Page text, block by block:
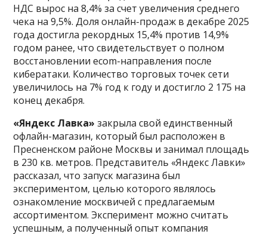
НДС вырос на 8,4% за счет увеличения среднего
чека на 9,5%. Доля онлайн-продаж в декабре 2025
года достигла рекордных 15,4% против 14,9%
годом ранее, что свидетельствует о полном
восстановлении ecom-направления после
кибератаки. Количество торговых точек сети
увеличилось на 7% год к году и достигло 2 175 на
конец декабря.
«Яндекс Лавка» закрыла свой единственный
офлайн-магазин, который был расположен в
Пресненском районе Москвы и занимал площадь
в 230 кв. метров. Представитель «Яндекс Лавки»
рассказал, что запуск магазина был
экспериментом, целью которого являлось
ознакомление москвичей с предлагаемым
ассортиментом. Эксперимент можно считать
успешным, а полученный опыт компания